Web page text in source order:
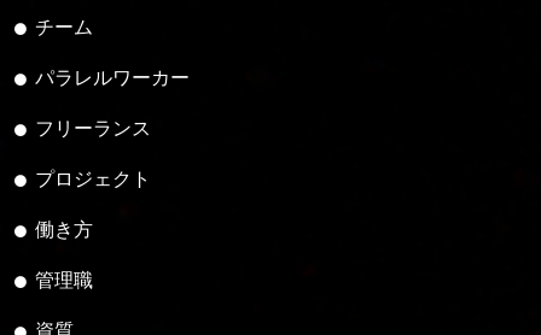
チーム
パラレルワーカー
フリーランス
プロジェクト
働き方
管理職